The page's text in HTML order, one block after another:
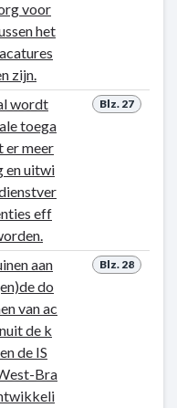
voor
het
zijn.
Blz. 27
wordt
toega
er meer
en uitwi
eff
Blz. 28
aan
do
van ac
de k
de IS
Bra